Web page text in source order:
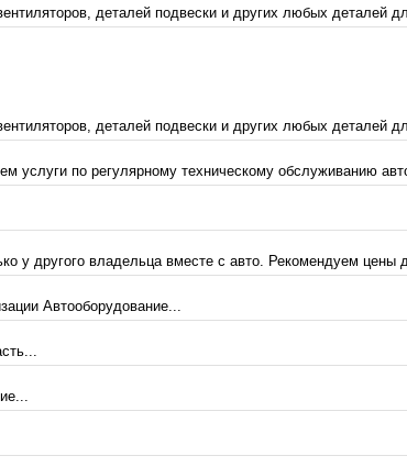
деталей подвески и других любых деталей
деталей подвески и других любых деталей
услуги по регулярному техническому обслуживанию
у другого владельца вместе с авто. Рекомендуем
Автооборудование...